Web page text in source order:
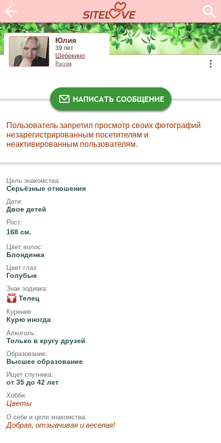
Юлия
39 лет
Шебекино
Россия
Пользователь запретил просмотр своих фотографий
незарегистрированным посетителям и
неактивированным пользователям.
Цель знакомства:
Серьёзные отношения
Дети:
Двое детей
Рост:
168 см.
Цвет волос:
Блондинка
Цвет глаз:
Голубые
Знак зодиака:
Телец
Курение:
Курю иногда
Алкоголь:
Только в кругу друзей
Образование:
Высшее образование
Ищет спутника:
от 35 до 42 лет
Хобби:
Цветы
О себе и цели знакомства:
Добрая, отзывчивая и веселая!